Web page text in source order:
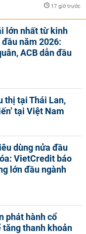
17 giờ trước
lớn nhất từ kinh
năm 2026:
ACB dẫn đầu
thị tại Thái Lan,
tại Việt Nam
dùng nửa đầu
VietCredit báo
lớn đầu ngành
phát hành cổ
tăng thanh khoản